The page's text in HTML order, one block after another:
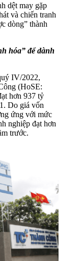
dệt may gặp
và chiến tranh
dòng” thành
hóa” để dành
IV/2022,
(HoSE:
hơn 937 tỷ
Do giá vốn
ứng với mức
nghiệp đạt hơn
trước.